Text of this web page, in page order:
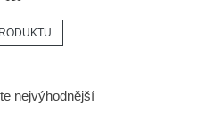
nejvýhodnější